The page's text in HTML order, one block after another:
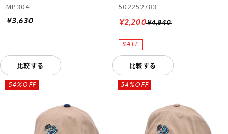
MP304
¥3,630
比較する
502252783
¥4,840
¥2,200
比較する
54%OFF 54%OFF